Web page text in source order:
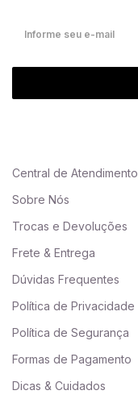
Central de Atendimento
Sobre Nós
Trocas e Devoluções
Frete & Entrega
Dúvidas Frequentes
Política de Privacidade
Política de Segurança
Formas de Pagamento
Dicas & Cuidados